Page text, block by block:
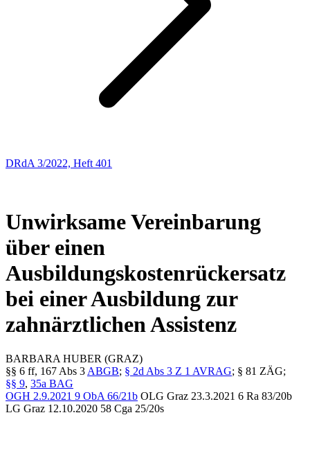
DRdA 3/2022, Heft 401
Unwirksame Vereinbarung
über einen
Ausbildungskostenrückersatz
bei einer Ausbildung zur
zahnärztlichen Assistenz
BARBARA HUBER (GRAZ)
§§ 6 ff, 167 Abs 3 ABGB; § 2d Abs 3 Z 1 AVRAG; § 81 ZÄG;
§§ 9, 35a BAG
OGH 2.9.2021 9 ObA 66/21b OLG Graz 23.3.2021 6 Ra 83/20b
LG Graz 12.10.2020 58 Cga 25/20s